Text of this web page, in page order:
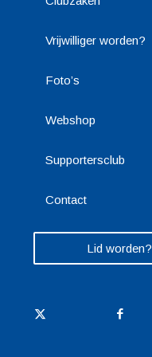
Vrijwilliger worden?
Foto’s
Webshop
Supportersclub
Contact
Lid worden?